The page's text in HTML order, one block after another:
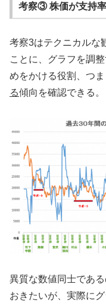
考察③ 株価が支持
考察3はテクニカルな
ことに、グラフを調
めをかける役割、つま
る傾向を確認できる。
異質な数値同士であ
おきたいが、実際に